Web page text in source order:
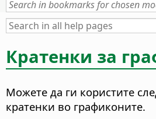
Кратенки за
Можете да ги користите
кратенки во графиконите.